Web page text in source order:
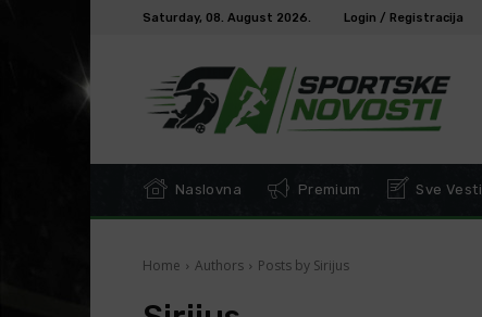
Saturday, 08. August 2026. Login / Registracija
Naslovna Premium Sve Vesti
Home Authors Posts by Sirijus